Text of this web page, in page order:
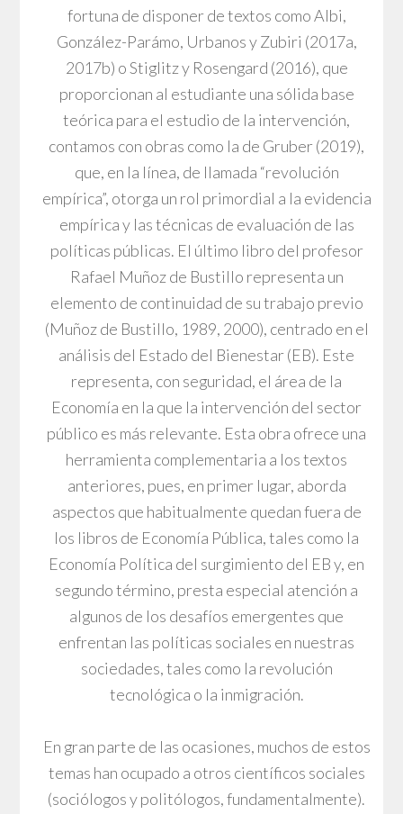
fortuna de disponer de textos como Albi,
González-Parámo, Urbanos y Zubiri (2017a,
2017b) o Stiglitz y Rosengard (2016), que
proporcionan al estudiante una sólida base
teórica para el estudio de la intervención,
contamos con obras como la de Gruber (2019),
que, en la línea, de llamada “revolución
empírica”, otorga un rol primordial a la evidencia
empírica y las técnicas de evaluación de las
políticas públicas. El último libro del profesor
Rafael Muñoz de Bustillo representa un
elemento de continuidad de su trabajo previo
(Muñoz de Bustillo, 1989, 2000), centrado en el
análisis del Estado del Bienestar (EB). Este
representa, con seguridad, el área de la
Economía en la que la intervención del sector
público es más relevante. Esta obra ofrece una
herramienta complementaria a los textos
anteriores, pues, en primer lugar, aborda
aspectos que habitualmente quedan fuera de
los libros de Economía Pública, tales como la
Economía Política del surgimiento del EB y, en
segundo término, presta especial atención a
algunos de los desafíos emergentes que
enfrentan las políticas sociales en nuestras
sociedades, tales como la revolución
tecnológica o la inmigración.
En gran parte de las ocasiones, muchos de estos
temas han ocupado a otros científicos sociales
(sociólogos y politólogos, fundamentalmente).